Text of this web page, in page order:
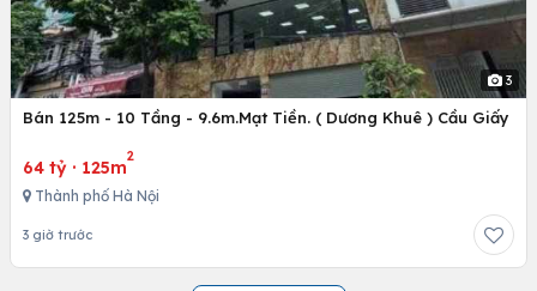
3
Bán 125m - 10 Tầng - 9.6m.Mạt Tiền. ( Dương Khuê ) Cầu Giấy
64 tỷ · 125m
2
Thành phố Hà Nội
3 giờ trước